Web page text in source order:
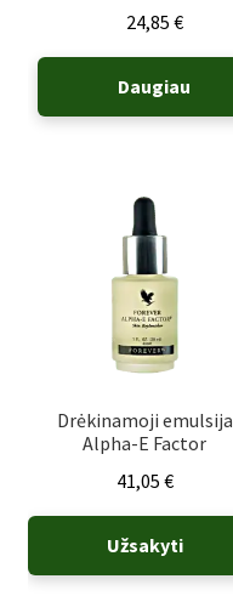
24,85 €
Daugiau
Drėkinamoji emulsija
Alpha-E Factor
41,05 €
Užsakyti